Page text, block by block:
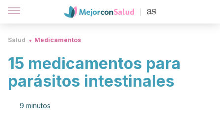
Salud Medicamentos
15 medicamentos para
parásitos intestinales
9 minutos